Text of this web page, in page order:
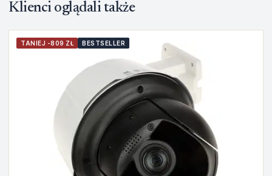
Klienci oglądali także
TANIEJ -809 ZŁ BESTSELLER